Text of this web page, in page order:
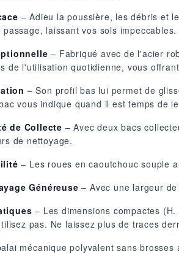
– Adieu la poussière, les débris et
laissant vos sols impeccables.
– Fabriqué avec de l'acier
de l'utilisation quotidienne, vous
– Son profil bas lui permet de
vous indique quand il est temps de
de Collecte – Avec deux bacs
de nettoyage.
– Les roues en caoutchouc souple
Généreuse – Avec une largeur
– Les dimensions compactes
pas. Ne laissez plus de traces
mécanique polyvalent sans